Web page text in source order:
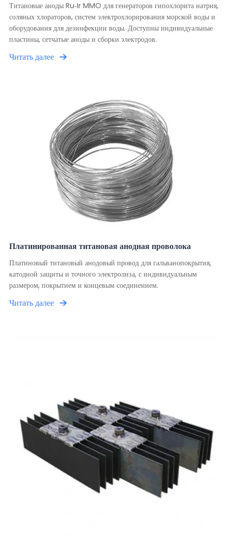
Титановые аноды Ru-Ir MMO для генераторов гипохлорита натрия,
соляных хлораторов, систем электрохлорирования морской воды и
оборудования для дезинфекции воды. Доступны индивидуальные
пластины, сетчатые аноды и сборки электродов.
Читать далее
Платинированная титановая анодная проволока
Платиновый титановый анодовый провод для гальванопокрытия,
катодной защиты и точного электролиза, с индивидуальным
размером, покрытием и концевым соединением.
Читать далее